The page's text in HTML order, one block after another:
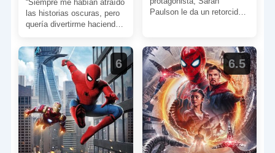
“Siempre me habían atraído
las historias oscuras, pero
quería divertirme haciendo
me gustaban de pequeño
[…]
Paulson le da un retorcido
6 6.5